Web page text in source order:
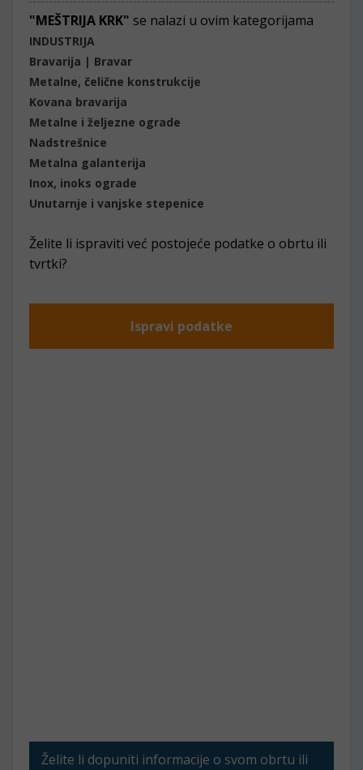
"MEŠTRIJA KRK" se nalazi u ovim kategorijama
INDUSTRIJA
Bravarija | Bravar
Metalne, čelične konstrukcije
Kovana bravarija
Metalne i željezne ograde
Nadstrešnice
Metalna galanterija
Inox, inoks ograde
Unutarnje i vanjske stepenice
Želite li ispraviti već postojeće podatke o obrtu ili
tvrtki?
Ispravi podatke
Želite li dopuniti informacije o svom obrtu ili